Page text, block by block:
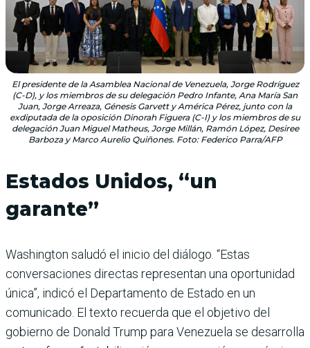
El presidente de la Asamblea Nacional de Venezuela, Jorge Rodríguez
(C-D), y los miembros de su delegación Pedro Infante, Ana María San
Juan, Jorge Arreaza, Génesis Garvett y América Pérez, junto con la
exdiputada de la oposición Dinorah Figuera (C-I) y los miembros de su
delegación Juan Miguel Matheus, Jorge Millán, Ramón López, Desiree
Barboza y Marco Aurelio Quiñones. Foto: Federico Parra/AFP
Estados Unidos, “un
garante”
Washington saludó el inicio del diálogo. “Estas
conversaciones directas representan una oportunidad
única”, indicó el Departamento de Estado en un
comunicado. El texto recuerda que el objetivo del
gobierno de Donald Trump para Venezuela se desarrolla